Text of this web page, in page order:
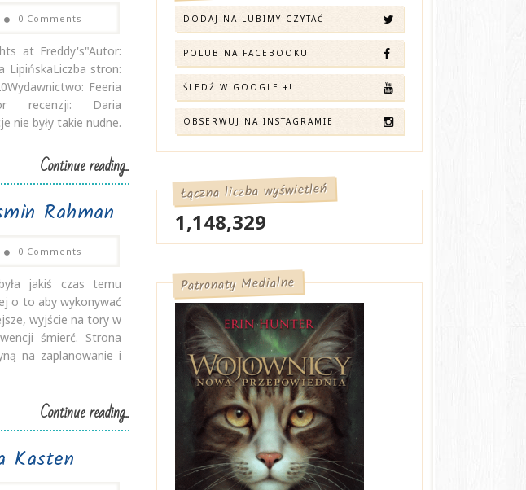
0 Comments
at Freddy's"Autor:
LipińskaLiczba stron:
Feeria
recenzji: Daria
nie były takie nudne.
Continue reading...
Rahman
0 Comments
jakiś czas temu
o to aby wykonywać
wyjście na tory w
śmierć. Strona
na zaplanowanie i
Continue reading...
Kasten
DODAJ NA LUBIMY CZYTAĆ
POLUB NA FACEBOOKU
ŚLEDŹ W GOOGLE +!
OBSERWUJ NA INSTAGRAMIE
Łączna liczba wyświetleń
1,148,329
Patronaty Medialne